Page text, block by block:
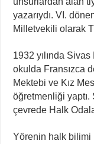
yazarıydı. VI.
Milletvekili olarak
1932 yılında
okulda Fransızca
Mektebi ve Kız
öğretmenliği
çevrede Halk
Yörenin halk bilimi